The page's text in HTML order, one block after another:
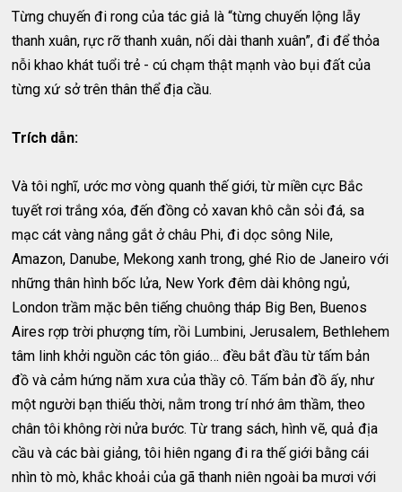
Từng chuyến đi rong của tác giả là “từng chuyến lộng lẫy
thanh xuân, rực rỡ thanh xuân, nối dài thanh xuân”, đi để thỏa
nỗi khao khát tuổi trẻ - cú chạm thật mạnh vào bụi đất của
từng xứ sở trên thân thể địa cầu.
Trích dẫn:
Và tôi nghĩ, ước mơ vòng quanh thế giới, từ miền cực Bắc
tuyết rơi trắng xóa, đến đồng cỏ xavan khô cằn sỏi đá, sa
mạc cát vàng nắng gắt ở châu Phi, đi dọc sông Nile,
Amazon, Danube, Mekong xanh trong, ghé Rio de Janeiro với
những thân hình bốc lửa, New York đêm dài không ngủ,
London trầm mặc bên tiếng chuông tháp Big Ben, Buenos
Aires rợp trời phượng tím, rồi Lumbini, Jerusalem, Bethlehem
tâm linh khởi nguồn các tôn giáo… đều bắt đầu từ tấm bản
đồ và cảm hứng năm xưa của thầy cô. Tấm bản đồ ấy, như
một người bạn thiếu thời, nằm trong trí nhớ âm thầm, theo
chân tôi không rời nửa bước. Từ trang sách, hình vẽ, quả địa
cầu và các bài giảng, tôi hiên ngang đi ra thế giới bằng cái
nhìn tò mò, khắc khoải của gã thanh niên ngoài ba mươi với